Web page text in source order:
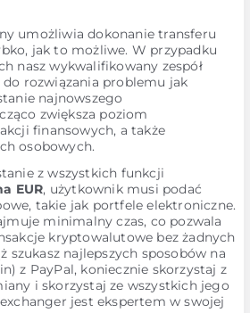
umożliwia dokonanie transferu
jak to możliwe. W przypadku
nasz wykwalifikowany zespół
rozwiązania problemu jak
najnowszego
zwiększa poziom
finansowych, a także
osobowych.
z wszystkich funkcji
EUR, użytkownik musi podać
takie jak portfele elektroniczne.
minimalny czas, co pozwala
kryptowalutowe bez żadnych
szukasz najlepszych sposobów na
z PayPal, koniecznie skorzystaj z
i skorzystaj ze wszystkich jego
jest ekspertem w swojej